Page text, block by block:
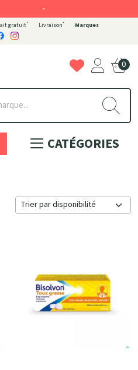
gratuit* Livraison* Marques
ligne à votre service
0
CATÉGORIES